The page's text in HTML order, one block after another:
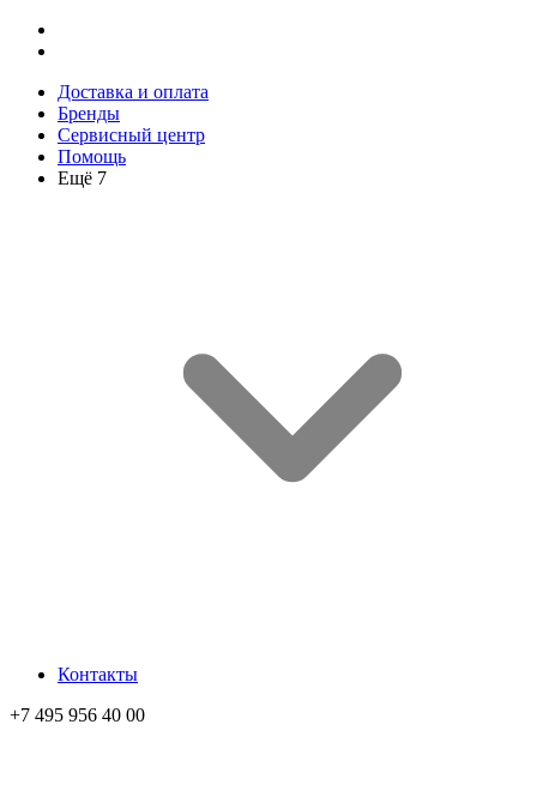
Доставка и оплата
Бренды
Сервисный центр
Помощь
Ещё 7
Контакты
+7 495 956 40 00